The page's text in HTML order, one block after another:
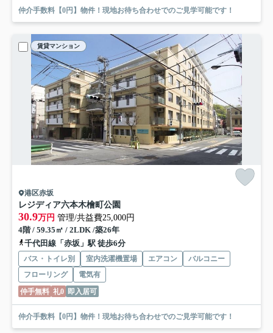
仲介手数料【0円】物件！現地お待ち合わせでのご見学可能です！
賃貸マンション
港区赤坂
レジディア六本木檜町公園
30.9万円 管理/共益費25,000円
4階 / 59.35㎡ / 2LDK /築26年
千代田線「赤坂」駅 徒歩6分
バス・トイレ別 室内洗濯機置場 エアコン
バルコニー
フローリング
電気有
仲手無料 礼0 即入居可
仲介手数料【0円】物件！現地お待ち合わせでのご見学可能です！